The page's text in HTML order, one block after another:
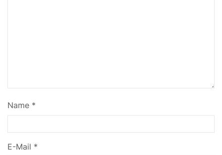
Name *
E-Mail *